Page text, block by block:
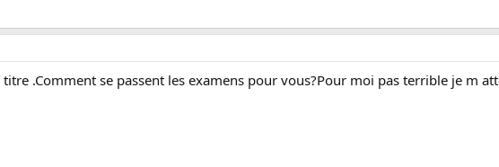
titre .Comment se passent les examens pour vous?Pour moi pas terrible je m